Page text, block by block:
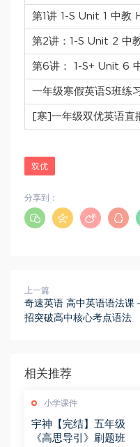
第1讲 1-S Unit 1 中教
第2讲：1-S Unit 2 中
第6讲： 1-S+ Unit 6
一年级寒假英语S班练
[寒]一年级双优英语
双优
分享到：
上一篇
奇速英语 高中英语语法课
招突破高中核心考点语法
相关推荐
小学课件
宇神【完结】五年级
《高思导引》刷题班